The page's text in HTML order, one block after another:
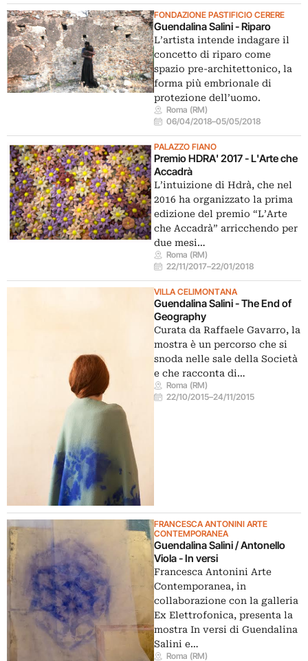
FONDAZIONE PASTIFICIO CERERE
Guendalina Salini - Riparo
L’artista intende indagare il
concetto di riparo come
spazio pre-architettonico, la
forma più embrionale di
protezione dell’uomo.
Roma (RM)
06/04/2018–05/05/2018
PALAZZO FIANO
Premio HDRA' 2017 - L'Arte che
Accadrà
L’intuizione di Hdrà, che nel
2016 ha organizzato la prima
edizione del premio “L’Arte
che Accadrà” arricchendo per
due mesi…
Roma (RM)
22/11/2017–22/01/2018
VILLA CELIMONTANA
Guendalina Salini - The End of
Geography
Curata da Raffaele Gavarro, la
mostra è un percorso che si
snoda nelle sale della Società
e che racconta di…
Roma (RM)
22/10/2015–24/11/2015
FRANCESCA ANTONINI ARTE
CONTEMPORANEA
Guendalina Salini / Antonello
Viola - In versi
Francesca Antonini Arte
Contemporanea, in
collaborazione con la galleria
Ex Elettrofonica, presenta la
mostra In versi di Guendalina
Salini e…
Roma (RM)